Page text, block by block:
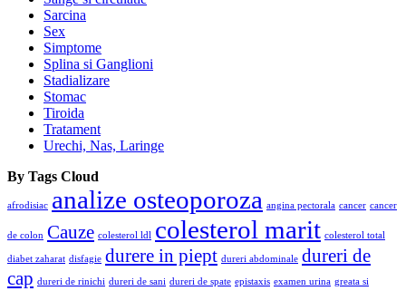
Sarcina
Sex
Simptome
Splina si Ganglioni
Stadializare
Stomac
Tiroida
Tratament
Urechi, Nas, Laringe
By Tags Cloud
afrodisiac analize osteoporoza angina pectorala cancer cancer
de colon Cauze colesterol ldl colesterol marit colesterol total
diabet zaharat disfagie durere in piept dureri abdominale dureri de
cap dureri de rinichi dureri de sani dureri de spate epistaxis examen urina greata si